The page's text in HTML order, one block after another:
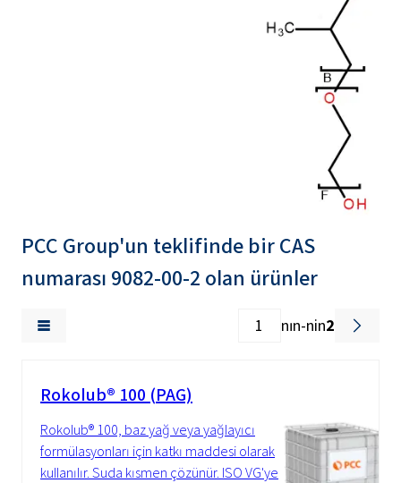
PCC Group'un teklifinde bir CAS
numarası 9082-00-2 olan ürünler
nın-nin2
Rokolub® 100 (PAG)
Rokolub® 100, baz yağ veya yağlayıcı
formülasyonları için katkı maddesi olarak
kullanılır. Suda kısmen çözünür. ISO VG'ye